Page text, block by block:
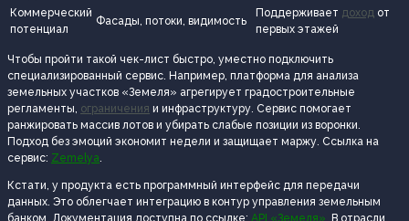
Коммерческий
потенциал
Фасады, потоки, видимость
Поддерживает доход от
первых этажей
Чтобы пройти такой чек-лист быстро, уместно подключить
специализированный сервис. Например, платформа для анализа
земельных участков «Земеля» агрегирует градостроительные
регламенты, ограничения и инфраструктуру. Сервис помогает
ранжировать массив лотов и убирать слабые позиции из воронки.
Подход без эмоций экономит недели и защищает маржу. Ссылка на
сервис: Zemelya
Кстати, у продукта есть программный интерфейс для передачи
данных. Это облегчает интеграцию в контур управления земельным
банком. Документация доступна по ссылке: API «Земеля» . В отрасли